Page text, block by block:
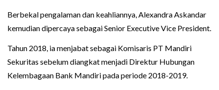
Berbekal pengalaman dan keahliannya, Alexandra Askandar
kemudian dipercaya sebagai Senior Executive Vice President.
Tahun 2018, ia menjabat sebagai Komisaris PT Mandiri
Sekuritas sebelum diangkat menjadi Direktur Hubungan
Kelembagaan Bank Mandiri pada periode 2018-2019.